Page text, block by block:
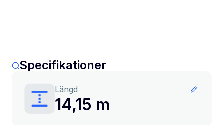
Specifikationer
Längd
14,15 m